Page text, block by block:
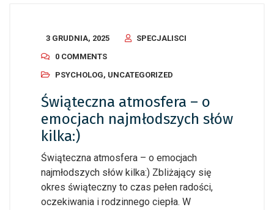
3 GRUDNIA, 2025
SPECJALISCI
0 COMMENTS
PSYCHOLOG, UNCATEGORIZED
Świąteczna atmosfera – o
emocjach najmłodszych słów
kilka:)
Świąteczna atmosfera – o emocjach
najmłodszych słów kilka:) Zbliżający się
okres świąteczny to czas pełen radości,
oczekiwania i rodzinnego ciepła. W